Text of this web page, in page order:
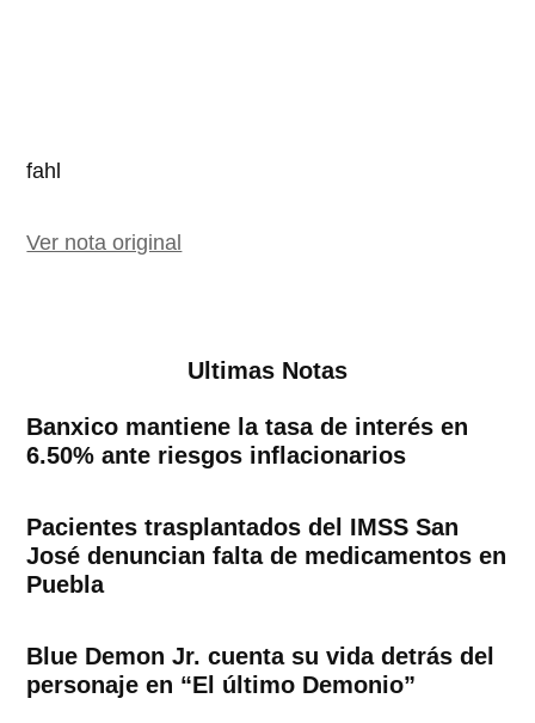
fahl
Ver nota original
Ultimas Notas
Banxico mantiene la tasa de interés en
6.50% ante riesgos inflacionarios
Pacientes trasplantados del IMSS San
José denuncian falta de medicamentos en
Puebla
Blue Demon Jr. cuenta su vida detrás del
personaje en “El último Demonio”